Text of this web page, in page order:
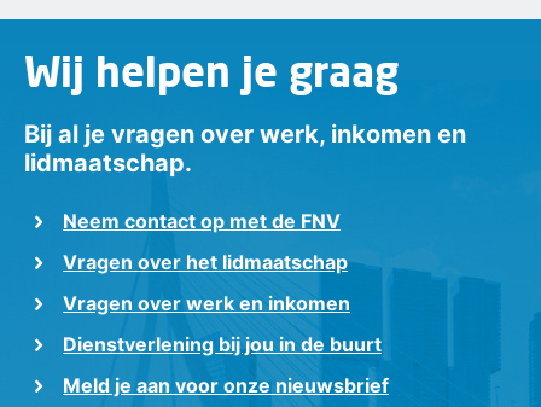
Wij helpen je graag
Bij al je vragen over werk, inkomen en
lidmaatschap.
Neem contact op met de FNV
Vragen over het lidmaatschap
Vragen over werk en inkomen
Dienstverlening bij jou in de buurt
Meld je aan voor onze nieuwsbrief